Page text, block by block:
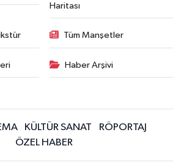
Haritası
Tüm Manşetler
Haber Arşivi
KÜLTÜR SANAT
RÖPORTAJ
ÖZEL HABER